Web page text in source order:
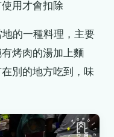
用才會扣除
的一種料理，主要
烤肉的湯加上麵
別的地方吃到，味